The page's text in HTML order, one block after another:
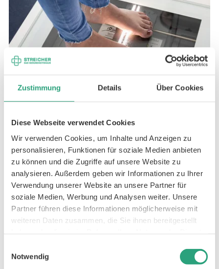
Zustimmung Details Über Cookies
Diese Webseite verwendet Cookies
Wir verwenden Cookies, um Inhalte und Anzeigen zu
personalisieren, Funktionen für soziale Medien anbieten
zu können und die Zugriffe auf unsere Website zu
analysieren. Außerdem geben wir Informationen zu Ihrer
Verwendung unserer Website an unsere Partner für
soziale Medien, Werbung und Analysen weiter. Unsere
Partner führen diese Informationen möglicherweise mit
weiteren Daten zusammen, die Sie ihnen bereitgestellt
Notwendig
Knick-Senk-Spreizfuß – Symptome, Behandlung &
Übungen beim Plattfuß
Der Name deutet es schon an: Beim Knick-Senk-
Spreizfuß (umgangssprachlich Plattfuß) kommen
mehrere Fehlstellungen der Fußknochen zusammen:
Bei einer zu schwachen Fußmuskulatur wird das
Fußgewölbe flacher.
Mehr lesen